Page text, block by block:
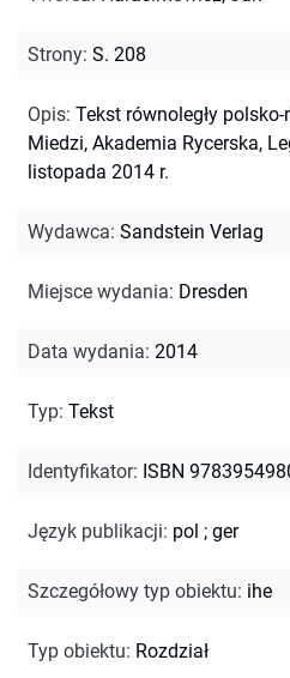
Strony: S. 208
Opis: Tekst równoległy polsko-
Miedzi, Akademia Rycerska,
listopada 2014 r.
Wydawca: Sandstein Verlag
Miejsce wydania: Dresden
Data wydania: 2014
Typ: Tekst
Identyfikator: ISBN
Język publikacji: pol ; ger
Szczegółowy typ obiektu: ihe
Typ obiektu: Rozdział